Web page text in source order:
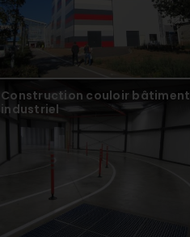
Construction couloir bâtiment
industriel